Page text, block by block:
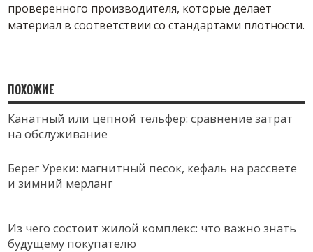
проверенного производителя, которые делает
материал в соответствии со стандартами плотности.
ПОХОЖИЕ
Канатный или цепной тельфер: сравнение затрат
на обслуживание
Берег Уреки: магнитный песок, кефаль на рассвете
и зимний мерланг
Из чего состоит жилой комплекс: что важно знать
будущему покупателю